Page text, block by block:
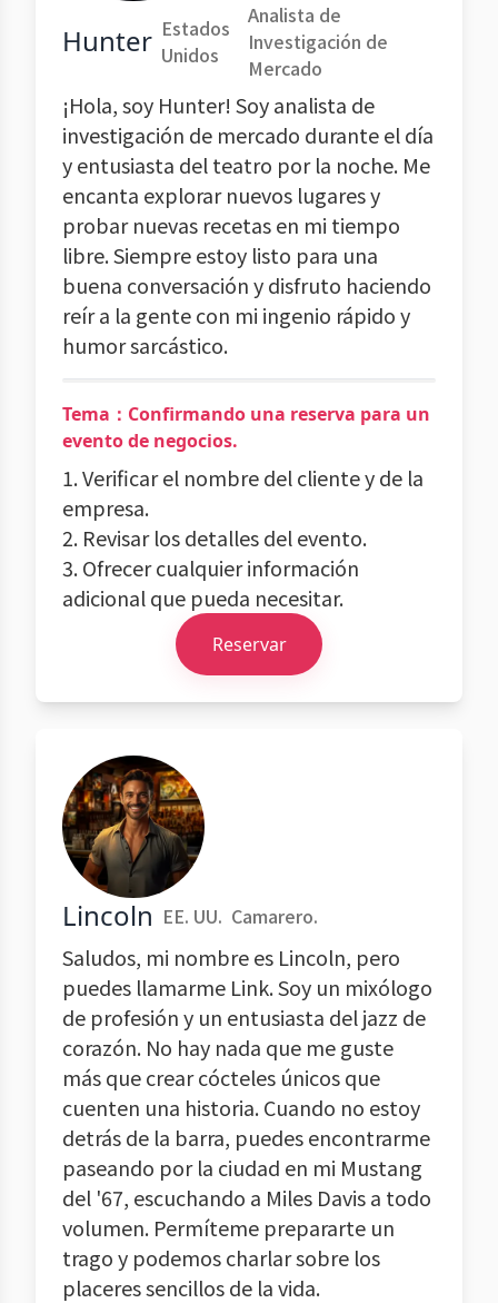
Hunter Estados
Unidos
Analista de
Investigación de
Mercado
¡Hola, soy Hunter! Soy analista de
investigación de mercado durante el día
y entusiasta del teatro por la noche. Me
encanta explorar nuevos lugares y
probar nuevas recetas en mi tiempo
libre. Siempre estoy listo para una
buena conversación y disfruto haciendo
reír a la gente con mi ingenio rápido y
humor sarcástico.
Tema：Confirmando una reserva para un
evento de negocios.
1. Verificar el nombre del cliente y de la
empresa.
2. Revisar los detalles del evento.
3. Ofrecer cualquier información
adicional que pueda necesitar.
Reservar
Lincoln EE. UU. Camarero.
Saludos, mi nombre es Lincoln, pero
puedes llamarme Link. Soy un mixólogo
de profesión y un entusiasta del jazz de
corazón. No hay nada que me guste
más que crear cócteles únicos que
cuenten una historia. Cuando no estoy
detrás de la barra, puedes encontrarme
paseando por la ciudad en mi Mustang
del '67, escuchando a Miles Davis a todo
volumen. Permíteme prepararte un
trago y podemos charlar sobre los
placeres sencillos de la vida.